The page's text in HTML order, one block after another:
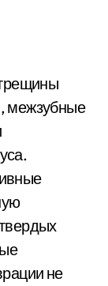
межзубные
не